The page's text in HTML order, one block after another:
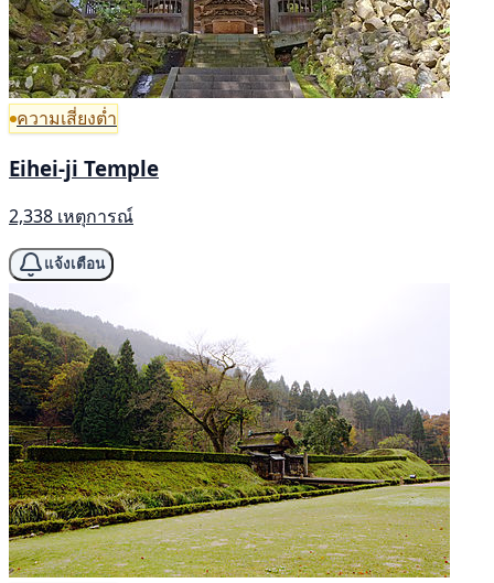
ความเสี่ยงต่ำ
Eihei-ji Temple
2,338 เหตุการณ์
แจ้งเตือน